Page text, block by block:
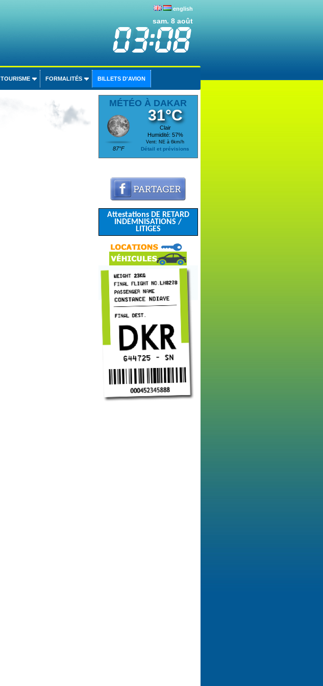
english
sam. 8 août
TOURISME FORMALITÉS BILLETS D'AVION
MÉTÉO À DAKAR
87°F
31°C
Clair
Humidité: 57%
Vent: NE à 6km/h
Détail et prévisions
Attestations DE RETARD
INDEMNISATIONS /
LITIGES